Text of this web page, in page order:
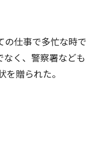
の仕事で多忙な時で
く、警察署なども
贈られた。